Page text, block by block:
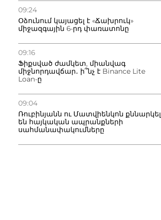
09:24
Օձունում կայացել է «Ճախրուկ»
միջազգային 6-րդ փառատոնը
09:16
Ֆիքսված ժամկետ, միանվագ
միջնորդավճար․ ի՞նչ է Binance Lite
Loan-ը
09:04
Ռուբինյանն ու Մատվիենկոն քննարկել
են հայկական ապրանքների
սահմանափակումները